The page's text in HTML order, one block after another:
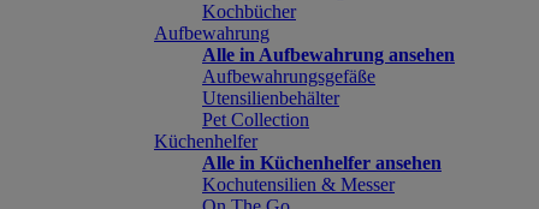
Kochbücher
Aufbewahrung
Alle in Aufbewahrung ansehen
Aufbewahrungsgefäße
Utensilienbehälter
Pet Collection
Küchenhelfer
Alle in Küchenhelfer ansehen
Kochutensilien & Messer